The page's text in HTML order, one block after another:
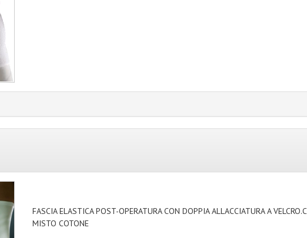
FASCIA ELASTICA POST-OPERATURA CON DOPPIA ALLACCIATURA A
MISTO COTONE